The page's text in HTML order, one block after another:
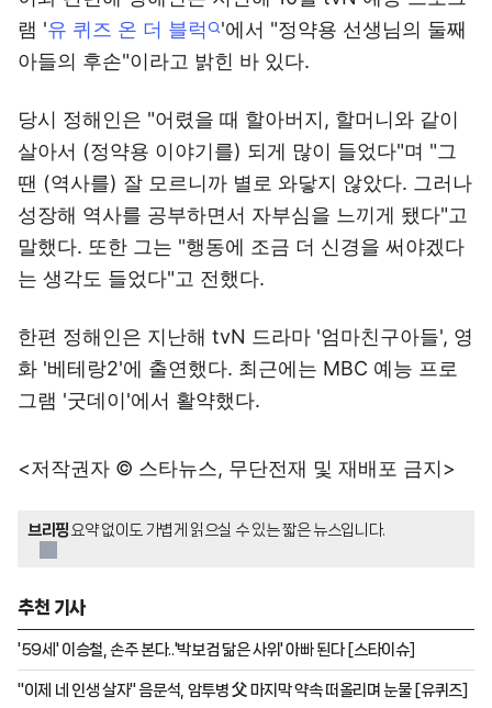
램 '유 퀴즈 온 더 블럭
'에서 "정약용 선생님의 둘째
아들의 후손"이라고 밝힌 바 있다.
당시 정해인은 "어렸을 때 할아버지, 할머니와 같이
살아서 (정약용 이야기를) 되게 많이 들었다"며 "그
땐 (역사를) 잘 모르니까 별로 와닿지 않았다. 그러나
성장해 역사를 공부하면서 자부심을 느끼게 됐다"고
말했다. 또한 그는 "행동에 조금 더 신경을 써야겠다
는 생각도 들었다"고 전했다.
한편 정해인은 지난해 tvN 드라마 '엄마친구아들', 영
화 '베테랑2'에 출연했다. 최근에는 MBC 예능 프로
그램 '굿데이'에서 활약했다.
<저작권자 © 스타뉴스, 무단전재 및 재배포 금지>
브리핑 요약 없이도 가볍게 읽으실 수 있는 짧은 뉴스입니다.
추천 기사
'59세' 이승철, 손주 본다..'박보검 닮은 사위' 아빠 된다 [스타이슈]
"이제 네 인생 살자" 음문석, 암투병 父 마지막 약속 떠올리며 눈물 [유퀴즈]